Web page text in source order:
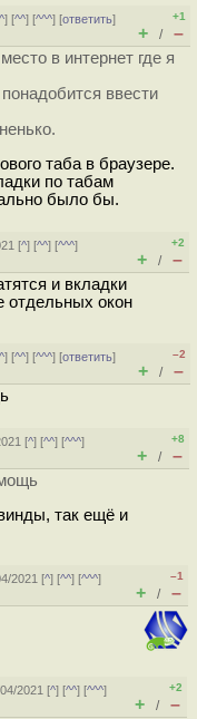
^] [^^] [^^^] [ответить]
+1
+ / –
в интернет где я
ввести
таба в браузере.
по табам
было бы.
[^] [^^] [^^^]
+2
+ / –
и вкладки
отдельных окон
^] [^^] [^^^] [ответить]
–2
+ / –
[^] [^^] [^^^]
+8
+ / –
так ещё и
2021 [^] [^^] [^^^]
–1
+ / –
2021 [^] [^^] [^^^]
+2
+ / –